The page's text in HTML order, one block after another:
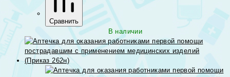
Сравнить
В наличии